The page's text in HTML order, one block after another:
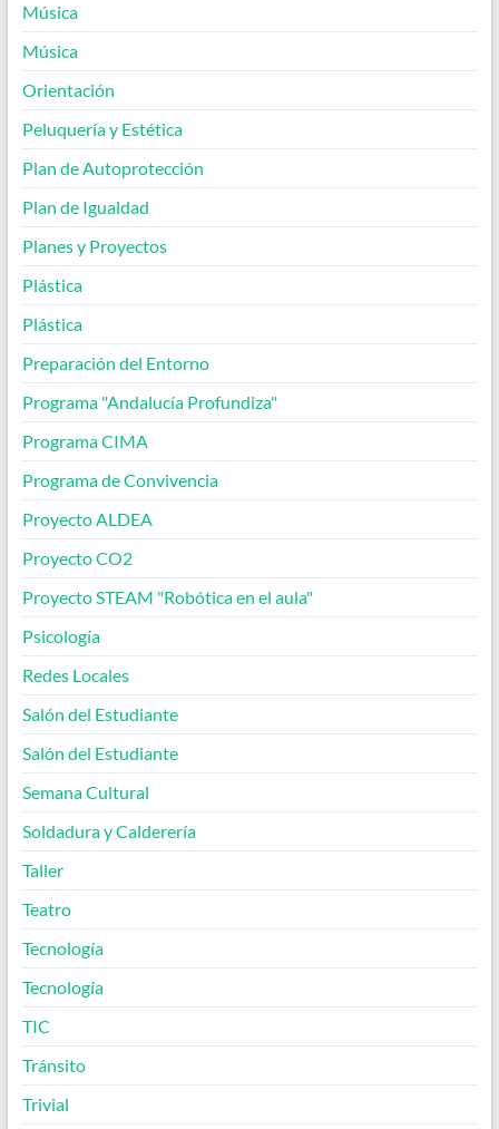
Música
Música
Orientación
Peluquería y Estética
Plan de Autoprotección
Plan de Igualdad
Planes y Proyectos
Plástica
Plástica
Preparación del Entorno
Programa "Andalucía Profundiza"
Programa CIMA
Programa de Convivencia
Proyecto ALDEA
Proyecto CO2
Proyecto STEAM "Robótica en el aula"
Psicología
Redes Locales
Salón del Estudiante
Salón del Estudiante
Semana Cultural
Soldadura y Calderería
Taller
Teatro
Tecnología
Tecnología
TIC
Tránsito
Trivial